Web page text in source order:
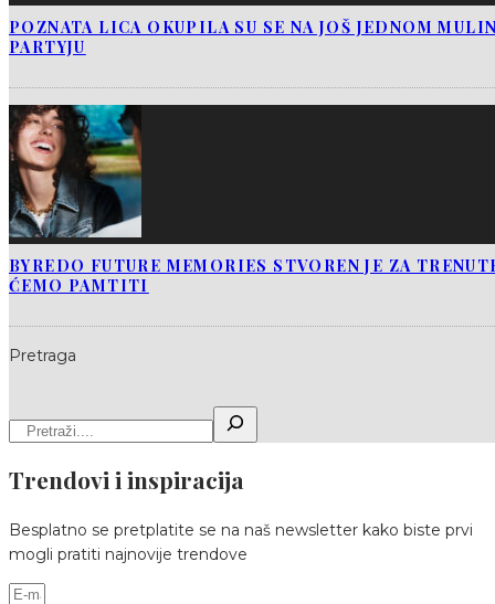
POZNATA LICA OKUPILA SU SE NA JOŠ JEDNOM
PARTYJU
BYREDO FUTURE MEMORIES STVOREN JE ZA
ĆEMO PAMTITI
Pretraga
Trendovi i inspiracija
Besplatno se pretplatite se na naš newsletter kako biste prvi
mogli pratiti najnovije trendove